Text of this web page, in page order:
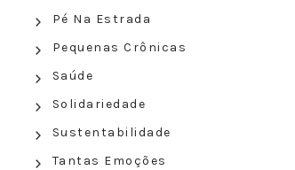
Pé Na Estrada
Pequenas Crônicas
Saúde
Solidariedade
Sustentabilidade
Tantas Emoções